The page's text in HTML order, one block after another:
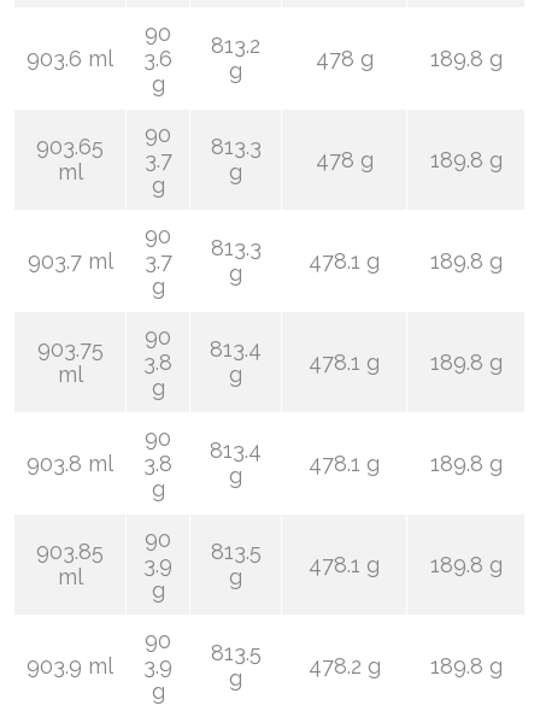
903.6 ml
90
3.6
g
813.2
g
478 g 189.8 g
903.65
ml
90
3.7
g
813.3
g
478 g 189.8 g
903.7 ml
90
3.7
g
813.3
g
478.1 g 189.8 g
903.75
ml
90
3.8
g
813.4
g
478.1 g 189.8 g
903.8 ml
90
3.8
g
813.4
g
478.1 g 189.8 g
903.85
ml
90
3.9
g
813.5
g
478.1 g 189.8 g
903.9 ml
90
3.9
g
813.5
g
478.2 g 189.8 g